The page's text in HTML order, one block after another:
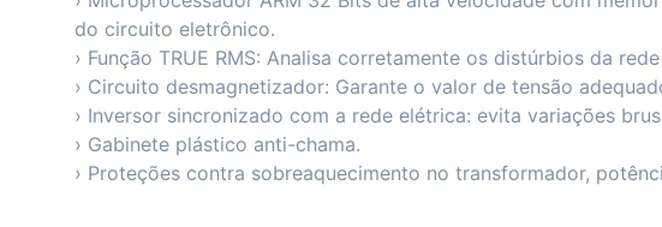
do circuito eletrônico.
› Função TRUE RMS: Analisa corretamente os distúrbios da
› Circuito desmagnetizador: Garante o valor de tensão
› Inversor sincronizado com a rede elétrica: evita variações
› Gabinete plástico anti-chama.
› Proteções contra sobreaquecimento no transformador,